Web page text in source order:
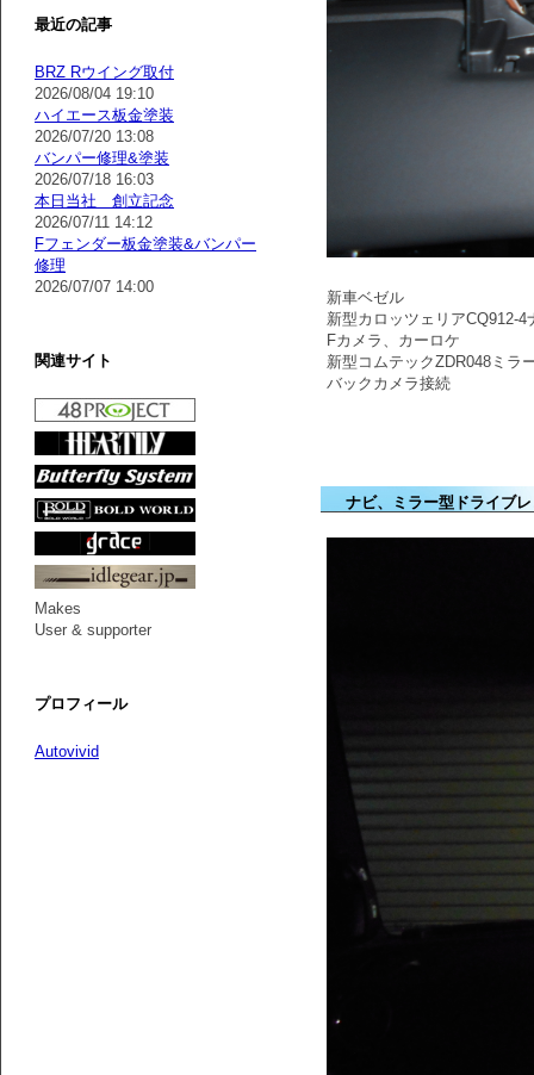
新車ベゼル
新型カロッツェリアCQ912-4
Fカメラ、カーロケ
新型コムテックZDR048ミラ
バックカメラ接続
ナビ、ミラー型ドライブレ
最近の記事
BRZ Rウイング取付
2026/08/04 19:10
ハイエース板金塗装
2026/07/20 13:08
バンパー修理&塗装
2026/07/18 16:03
本日当社 創立記念
2026/07/11 14:12
Fフェンダー板金塗装&バンパー
修理
2026/07/07 14:00
関連サイト
Makes
User & supporter
プロフィール
Autovivid